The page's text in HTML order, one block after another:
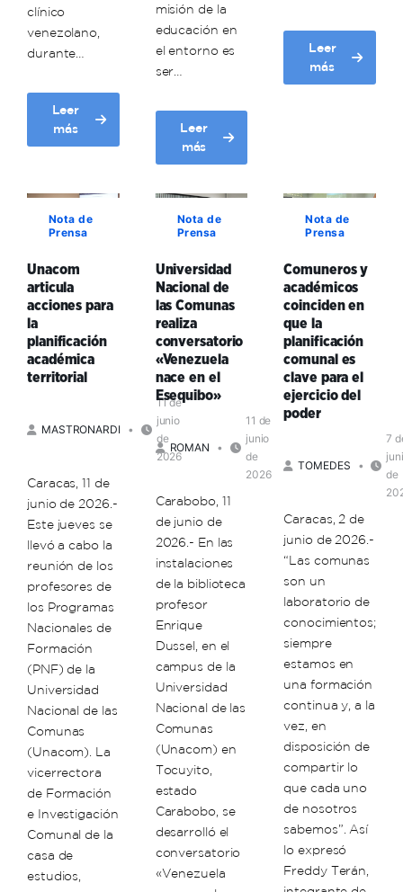
clínico
venezolano,
durante…
Leer
más
about
Psicólogos
la
importancia
de
defensa
comunicacional
comunitaria
en
momentos
de
misión de la
educación en
el entorno es
ser…
Leer
más
about
Rector
La
misión
de
educación
en
el
entorno
es
producir
alimentos,
ciencia
y
dignidad
Leer
más
about
Comunera
parroquia
La
Vega
la
comunalidad
Nota de
Prensa
Unacom
articula
acciones para
la
planificación
académica
territorial
MASTRONARDI
11 de
junio
de
2026
Caracas, 11 de
junio de 2026.-
Este jueves se
llevó a cabo la
reunión de los
profesores de
los Programas
Nacionales de
Formación
(PNF) de la
Universidad
Nacional de las
Comunas
(Unacom). La
vicerrectora
de Formación
e Investigación
Comunal de la
casa de
estudios,
Nota de
Prensa
Universidad
Nacional de
las Comunas
realiza
conversatorio
«Venezuela
nace en el
Esequibo»
ROMAN
11 de
junio
de
2026
Carabobo, 11
de junio de
2026.- En las
instalaciones
de la biblioteca
profesor
Enrique
Dussel, en el
campus de la
Universidad
Nacional de las
Comunas
(Unacom) en
Tocuyito,
estado
Carabobo, se
desarrolló el
conversatorio
«Venezuela
Nota de
Prensa
Comuneros y
académicos
coinciden en
que la
planificación
comunal es
clave para el
ejercicio del
poder
TOMEDES
7
de
Caracas, 2 de
junio de 2026.-
“Las comunas
son un
laboratorio de
conocimientos;
siempre
estamos en
una formación
continua y, a la
vez, en
disposición de
compartir lo
que cada uno
de nosotros
sabemos”. Así
lo expresó
Freddy Terán,